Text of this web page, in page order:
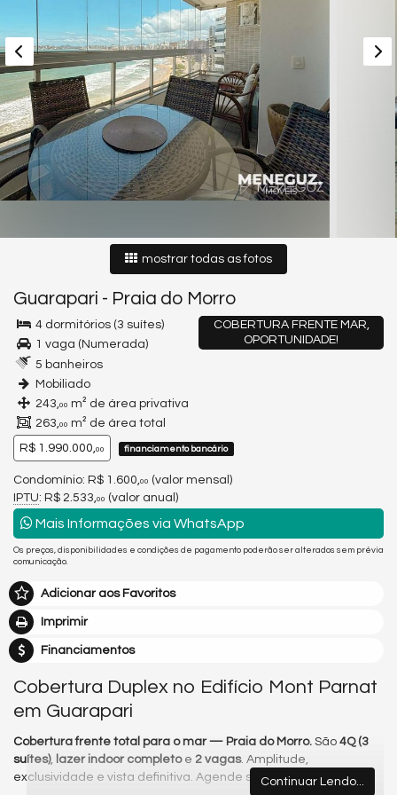
mostrar todas as fotos
Guarapari - Praia do Morro
COBERTURA FRENTE MAR,
OPORTUNIDADE!
4 dormitórios (3 suítes)
1 vaga (Numerada)
5 banheiros
Mobiliado
243,00 m² de área privativa
263,00 m² de área total
R$ 1.990.000,00 financiamento bancário
Condomínio: R$ 1.600, 00 (valor mensal)
IPTU: R$ 2.533, 00 (valor anual)
Mais Informações via WhatsApp
Os preços, disponibilidades e condições de pagamento poderão ser alterados sem prévia
comunicação.
Adicionar aos Favoritos
Imprimir
Financiamentos
Cobertura Duplex no Edifício Mont Parnat
em Guarapari
Cobertura frente total para o mar — Praia do Morro. São 4Q (3
suítes), lazer indoor completoe 2 vagas. Amplitude,
exclusividade e vista definitiva. Agende sua visita.Continuar Lendo...